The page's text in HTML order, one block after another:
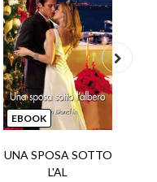
EBOOK
UNA SPOSA SOTTO
L'AL
Next